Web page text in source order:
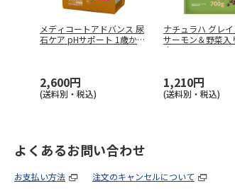
メディコートアドバンス 尿
石ケア pHサポート 1歳から
2,600円
(送料別・税込)
ナチュラハ グレ
サーモン＆野菜入
小
1,210円
(送料別・税込)
よくあるお問い合わせ
お支払い方法 注文のキャンセルについて